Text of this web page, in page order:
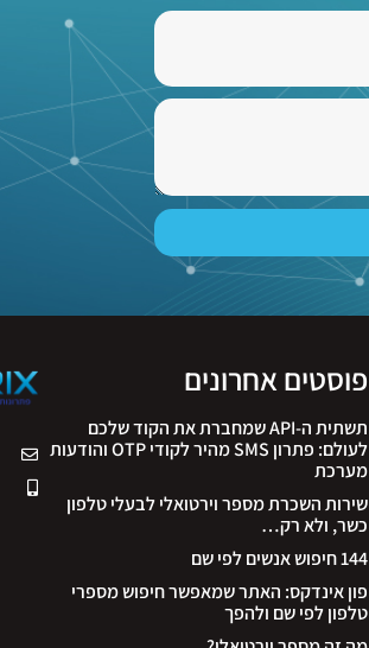
פוסטים אחרונים
תשתית ה-API שמחברת את הקוד שלכם
לעולם: פתרון SMS מהיר לקודי OTP והודעות
מערכת
שירות השכרת מספר וירטואלי לבעלי טלפון
כשר, ולא רק…
144 חיפוש אנשים לפי שם
פון אינדקס: האתר שמאפשר חיפוש מספרי
טלפון לפי שם ולהפך